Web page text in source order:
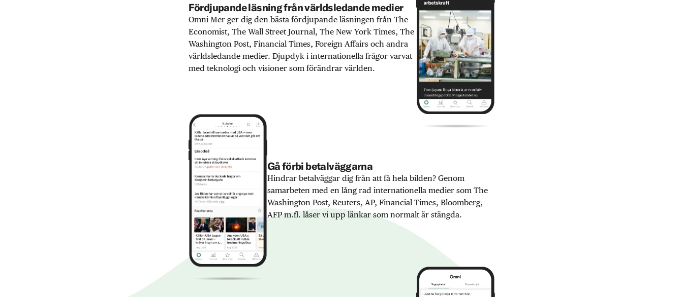
Fördjupande läsning från världsledande medier
Omni Mer ger dig den bästa fördjupande läsningen från The
Economist, The Wall Street Journal, The New York Times, The
Washington Post, Financial Times, Foreign Affairs och andra
världsledande medier. Djupdyk i internationella frågor varvat
med teknologi och visioner som förändrar världen.
Gå förbi betalväggarna
Hindrar betalväggar dig från att få hela bilden? Genom
samarbeten med en lång rad internationella medier som The
Washington Post, Reuters, AP, Financial Times, Bloomberg,
AFP m.fl. låser vi upp länkar som normalt är stängda.